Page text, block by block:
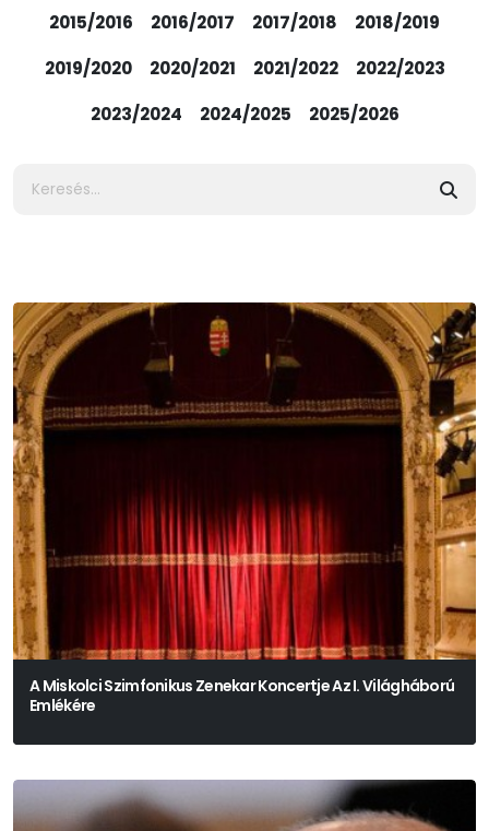
2015/2016
2016/2017 2017/2018
2018/2019
2019/2020
2020/2021 2021/2022
2022/2023
2023/2024
2024/2025 2025/2026
A Miskolci Szimfonikus Zenekar Koncertje Az I. Világháború
Emlékére